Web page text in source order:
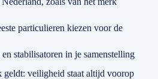
particulieren kiezen voor de
stabilisatoren in je samenstelling
veiligheid staat altijd voorop